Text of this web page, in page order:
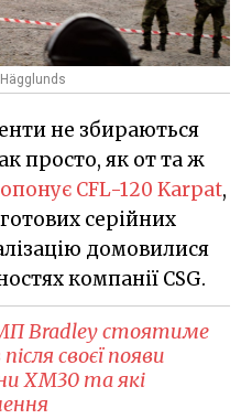
не збираються
просто, як от та ж
CFL-120 Karpat,
серійних
домовилися
компанії CSG.
Bradley стоятиме
своєї появи
XM30 та які